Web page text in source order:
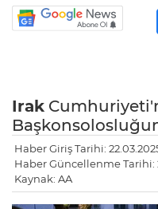
Irak
Haber Giriş Tarihi:
Haber Güncellenme Tarihi:
Kaynak: AA